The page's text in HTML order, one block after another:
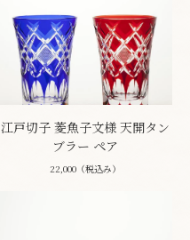
江戸切子 菱魚子文様 天開タン
ブラー ペア
22,000（税込み）